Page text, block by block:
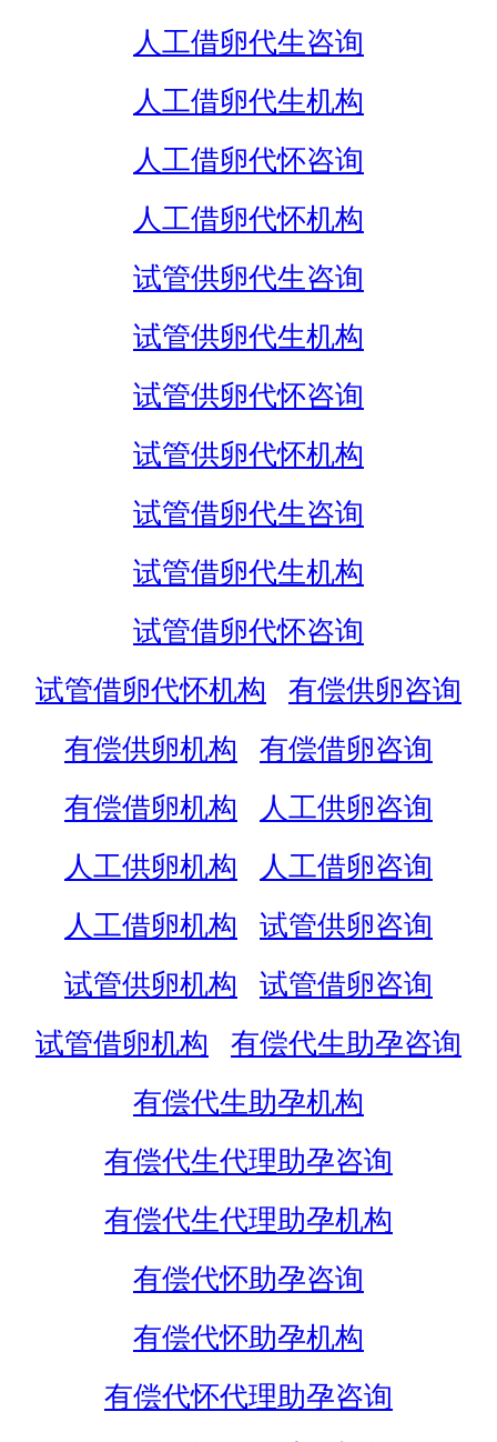
人工借卵代生咨询
人工借卵代生机构
人工借卵代怀咨询
人工借卵代怀机构
试管供卵代生咨询
试管供卵代生机构
试管供卵代怀咨询
试管供卵代怀机构
试管借卵代生咨询
试管借卵代生机构
试管借卵代怀咨询
试管借卵代怀机构
有偿供卵咨询
有偿供卵机构
有偿借卵咨询
有偿借卵机构
人工供卵咨询
人工供卵机构
人工借卵咨询
人工借卵机构
试管供卵咨询
试管供卵机构
试管借卵咨询
试管借卵机构
有偿代生助孕咨询
有偿代生助孕机构
有偿代生代理助孕咨询
有偿代生代理助孕机构
有偿代怀助孕咨询
有偿代怀助孕机构
有偿代怀代理助孕咨询